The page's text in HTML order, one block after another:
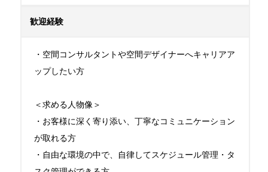
歓迎経験
・空間コンサルタントや空間デザイナーへキャリアア
ップしたい方
＜求める人物像＞
・お客様に深く寄り添い、丁寧なコミュニケーション
が取れる方
・自由な環境の中で、自律してスケジュール管理・タ